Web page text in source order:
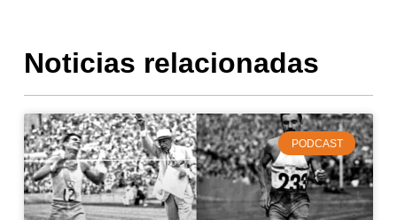
Noticias relacionadas
PODCAST